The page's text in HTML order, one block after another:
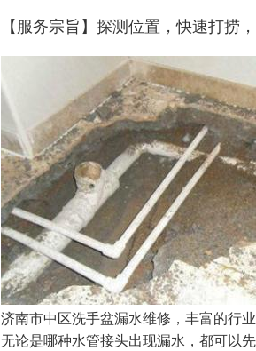
【服务宗旨】探测位置，快速打捞
济南市中区洗手盆漏水维修，丰富的行
无论是哪种水管接头出现漏水，都可以